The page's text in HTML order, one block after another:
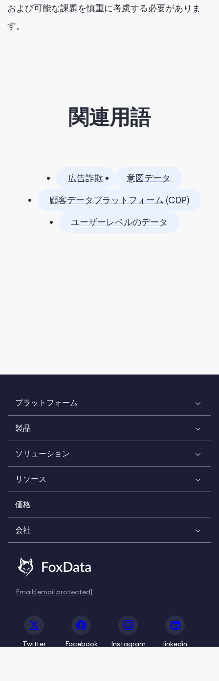
および可能な課題を慎重に考慮する必要がありま
す。
関連用語
広告詐欺
意図データ
顧客データプラットフォーム (CDP)
ユーザーレベルのデータ
プラットフォーム
製品
ソリューション
リソース
価格
会社
Email:[email protected]
Twitter Facebook Instagram linkedin